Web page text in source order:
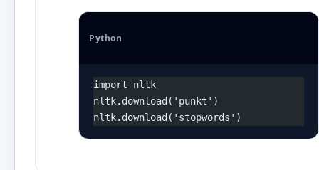
Python
import nltk
nltk.download('punkt')
nltk.download('stopwords')